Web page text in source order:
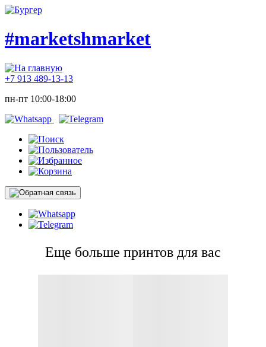
#marketshmarket
+7 913 489-13-13
пн-пт 10:00-18:00
Еще больше принтов для вас